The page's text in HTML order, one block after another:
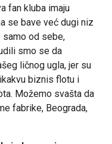
fan kluba imaju
se bave već dugi niz
samo od sebe,
smo se da
ličnog ugla, jer su
biznis flotu i
Možemo svašta da
fabrike, Beograda,